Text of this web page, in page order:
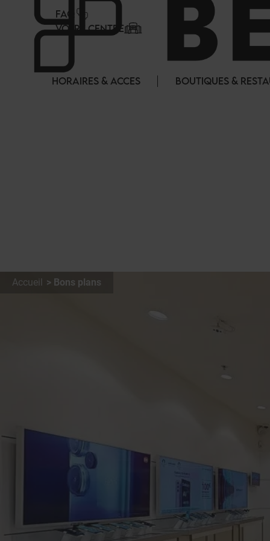
FAQ
VOTRE CENTRE
HORAIRES & ACCES BOUTIQUES &
Accueil Bons plans
Panneau de gestion des cookies